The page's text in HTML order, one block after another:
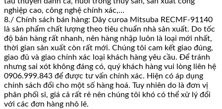
nghiệp cao, công nghệ chính xác,…
8./ Chính sách bán hàng: Dây curoa Mitsuba RECMF-91140
là sản phẩm chất lượng theo tiêu chuẩn nhà sản xuất. Do tốc
độ bán hàng rất nhanh, nên hàng nhập luôn là loại mới nhất,
thời gian sản xuất còn rất mới. Chúng tôi cam kết giao đúng,
giao đủ và giao chính xác loại khách hàng yêu cầu. Để tránh
nhưng sai xót không đáng có, quý khách hàng vui lòng liên hệ
0906.999.843 để được tư vấn chính xác. Hiện có áp dụng
chính sách đổi cho một số hàng hoá. Tuy nhiên do là đơn vị
phân phối sỉ, giá cả rất rẻ nên chúng tôi khó có thể xử lý đổi
với các đơn hàng nhỏ lẻ.